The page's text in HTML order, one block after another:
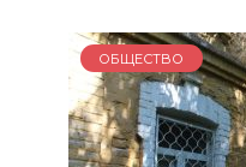
ОБЩЕСТВО